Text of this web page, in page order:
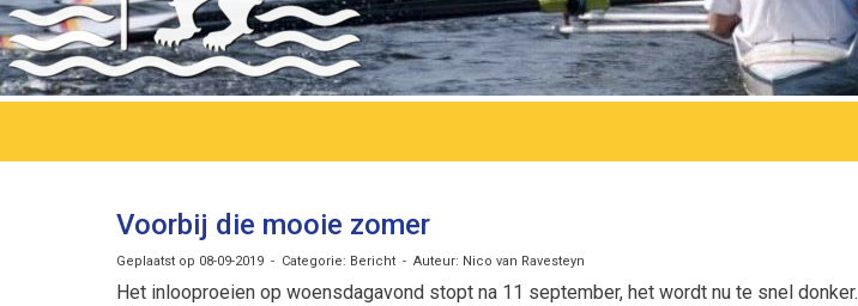
Voorbij die mooie zomer
Geplaatst op 08-09-2019 - Categorie: Bericht - Auteur: Nico van Ravesteyn
Het inlooproeien op woensdagavond stopt na 11 september, het wordt nu te snel donker.